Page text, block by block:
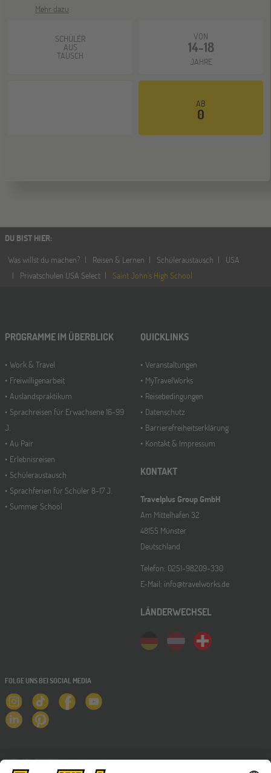
ONLINE
Schüleraustausch-Infoabend (Ozeanien &
Nordamerika)
Mehr dazu
SCHÜLER
AUS
TAUSCH
VON
14-18
JAHRE
AB
0
DU BIST HIER:
Was willst du machen?
Reisen & Lernen Schüleraustausch
USA
Privatschulen USA Select
Saint John's High School
PROGRAMME IM ÜBERBLICK
Work & Travel
Freiwilligenarbeit
Auslandspraktikum
Sprachreisen für Erwachsene 16-99
J.
Au Pair
Erlebnisreisen
Schüleraustausch
Sprachferien für Schüler 8-17 J.
Summer School
QUICKLINKS
Veranstaltungen
MyTravelWorks
Reisebedingungen
Datenschutz
Barrierefreiheitserklärung
Kontakt & Impressum
KONTAKT
Travelplus Group GmbH
Am Mittelhafen 32
48155 Münster
Deutschland
Telefon: 0251-98209-330
E-Mail: info@travelworks.de
LÄNDERWECHSEL
FOLGE UNS BEI SOCIAL MEDIA
NEWSLETTER